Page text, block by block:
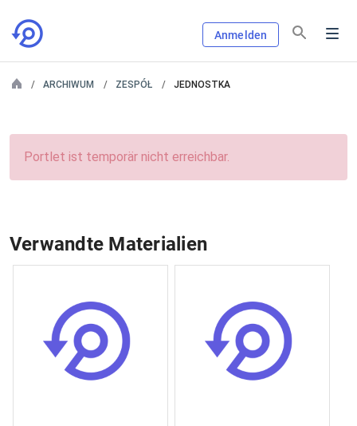
Anmelden
ARCHIWUM ZESPÓŁ JEDNOSTKA
Portlet ist temporär nicht erreichbar.
Verwandte Materialien